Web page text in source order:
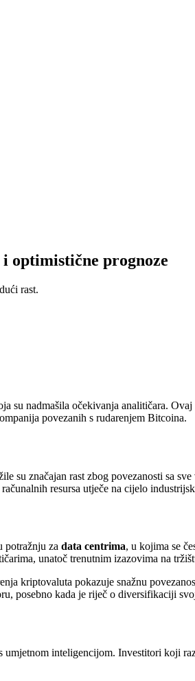
optimistične prognoze
rast.
nadmašila očekivanja analitičara.
povezanih s rudarenjem Bitcoina.
su značajan rast zbog povezanosti sa
resursa utječe na cijelo
potražnju za data centrima, u kojima se
unatoč trenutnim izazovima na
kriptovaluta pokazuje snažnu
posebno kada je riječ o diversifikaciji
umjetnom inteligencijom. Investitori koji